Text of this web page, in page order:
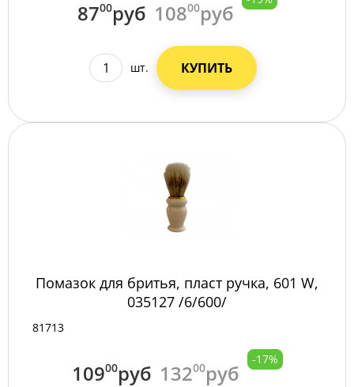
8700руб 10800руб
шт. КУПИТЬ
Помазок для бритья, пласт ручка, 601 W,
035127 /6/600/
81713
10900руб 13200руб
-17%